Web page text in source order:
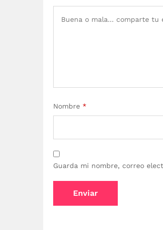
Nombre *
Guarda mi nombre, correo